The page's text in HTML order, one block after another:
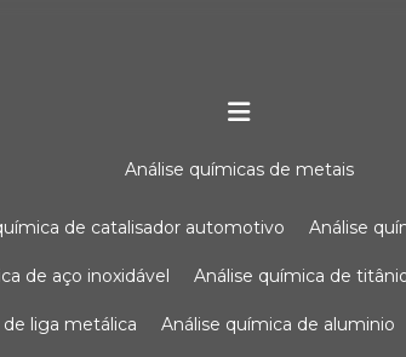
análise químicas de metais
química de catalisador automotivo análise
de aço inoxidável análise química de
de liga metálica análise química de aluminio